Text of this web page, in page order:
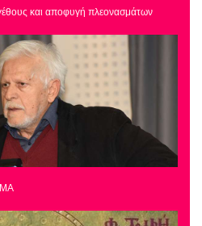
και αποφυγή πλεονασμάτων